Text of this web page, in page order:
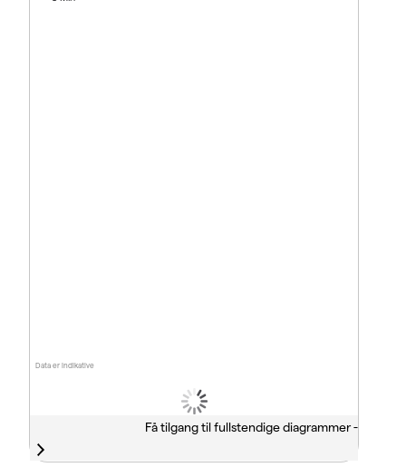
Data er indikative
Få tilgang til fullstendige diagrammer -